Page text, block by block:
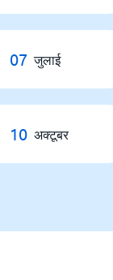
07 जुलाई
10 अक्टूबर